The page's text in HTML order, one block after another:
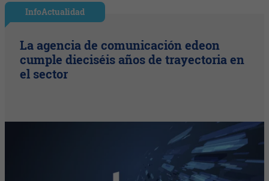
InfoActualidad
La agencia de comunicación edeon
cumple dieciséis años de trayectoria en
el sector